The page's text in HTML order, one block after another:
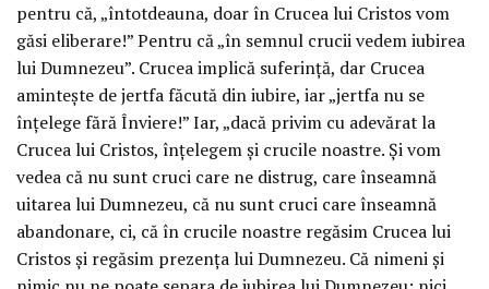
pentru că, „întotdeauna, doar în Crucea lui Cristos vom
găsi eliberare!” Pentru că „în semnul crucii vedem iubirea
lui Dumnezeu”. Crucea implică suferință, dar Crucea
amintește de jertfa făcută din iubire, iar „jertfa nu se
înțelege fără Înviere!” Iar, „dacă privim cu adevărat la
Crucea lui Cristos, înțelegem și crucile noastre. Și vom
vedea că nu sunt cruci care ne distrug, care înseamnă
uitarea lui Dumnezeu, că nu sunt cruci care înseamnă
abandonare, ci, că în crucile noastre regăsim Crucea lui
Cristos și regăsim prezența lui Dumnezeu. Că nimeni și